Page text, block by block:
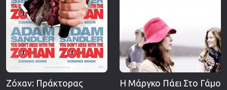
Ζόχαν: Πράκτορας
Η Μάργκο Πάει Στο Γάμο